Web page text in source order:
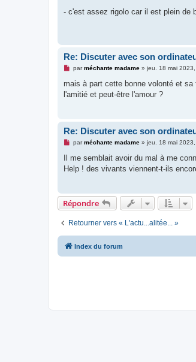
s
n
n
- c'est assez rigolo car il est plein de
Re: Discuter avec son
M
s
a
n
u
parméchante madame» jeu. 18 mai
mais à part cette bonne volonté et
l'amitié et peut-être l'amour ?
Re: Discuter avec son
M
s
a
o
n
u
parméchante madame» jeu. 18 mai
Il me semblait avoir du mal à me
Help ! des vivants viennent-t-ils
Répondre
Retourner vers « L'actu...alitée... »
Index du forum